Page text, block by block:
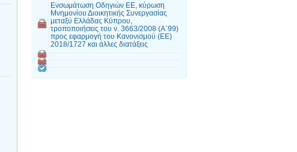
Ενσωμάτωση Οδηγιών ΕΕ, κύρωση
Μνημονίου Διοικητικής Συνεργασίας
μεταξύ Ελλάδας Κύπρου,
τροποποιήσεις του ν. 3663/2008 (Α΄99)
προς εφαρμογή του Κανονισμού (ΕΕ)
2018/1727 και άλλες διατάξεις